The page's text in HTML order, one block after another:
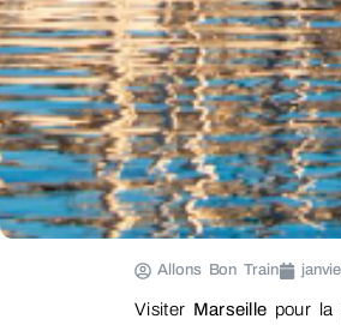
Allons Bon Train
Visiter Marseille pour la